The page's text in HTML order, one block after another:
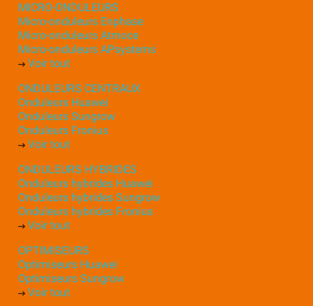
MICRO-ONDULEURS
Micro-onduleurs Enphase
Micro-onduleurs Atmoce
Micro-onduleurs APsystems
Voir tout
ONDULEURS CENTRAUX
Onduleurs Huawei
Onduleurs Sungrow
Onduleurs Fronius
Voir tout
ONDULEURS HYBRIDES
Onduleurs hybrides Huawei
Onduleurs hybrides Sungrow
Onduleurs hybrides Fronius
Voir tout
OPTIMISEURS
Optimiseurs Huawei
Optimiseurs Sungrow
Voir tout